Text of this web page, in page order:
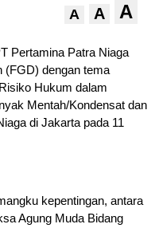
A A A
Pertamina Patra Niaga
(FGD) dengan tema
Hukum dalam
Mentah/Kondensat dan
di Jakarta pada 11
kepentingan, antara
Agung Muda Bidang